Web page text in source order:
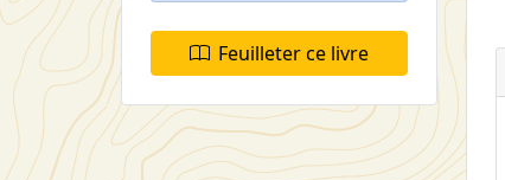
Feuilleter ce livre